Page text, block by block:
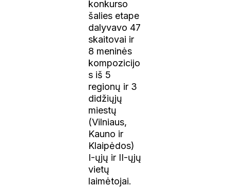
konkurso
šalies etape
dalyvavo 47
skaitovai ir
8 meninės
kompozicijo
s iš 5
regionų ir 3
didžiųjų
miestų
(Vilniaus,
Kauno ir
Klaipėdos)
I-ųjų ir II-ųjų
vietų
laimėtojai.